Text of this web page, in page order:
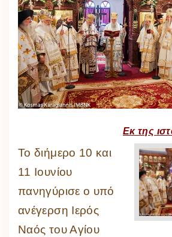
Εκ της
Το διήμερο 10 και
11 Ιουνίου
πανηγύρισε ο υπό
ανέγερση Ιερός
Ναός του Αγίου